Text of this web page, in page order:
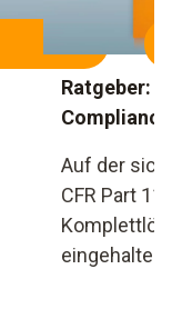
Ratgeber:
Compliance
Auf der
CFR Part
eingehalten